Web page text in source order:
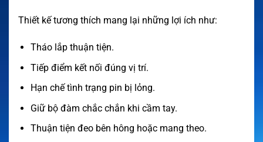
Thiết kế tương thích mang lại những lợi ích như:
Tháo lắp thuận tiện.
Tiếp điểm kết nối đúng vị trí.
Hạn chế tình trạng pin bị lỏng.
Giữ bộ đàm chắc chắn khi cầm tay.
Thuận tiện đeo bên hông hoặc mang theo.